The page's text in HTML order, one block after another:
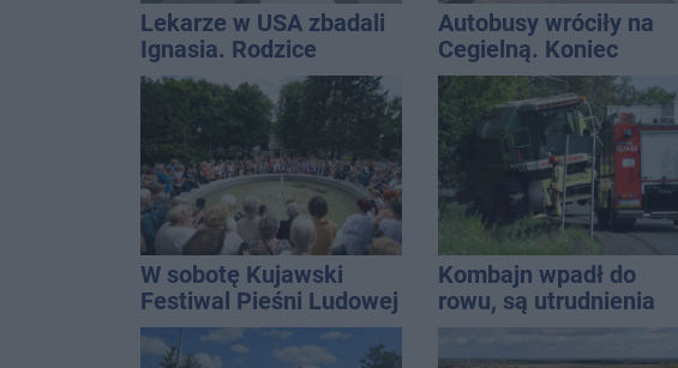
Lekarze w USA zbadali
Ignasia. Rodzice
przekazali wieści
Autobusy wróciły na
Cegielną. Koniec
remontu zatok
W sobotę Kujawski
Festiwal Pieśni Ludowej
Kombajn wpadł do
rowu, są utrudnienia